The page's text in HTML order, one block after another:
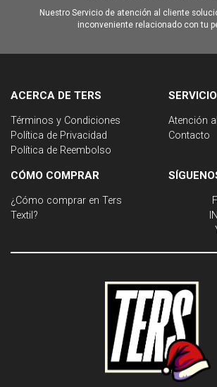
Nuestro Servicio de atención al cliente
inconveniente relacionado con tu
ACERCA DE TERS
Términos y Condiciones
Política de Privacidad
Política de Reembolso
Atención
Contacto
CÓMO COMPRAR
¿Cómo comprar en Ters
Textil?